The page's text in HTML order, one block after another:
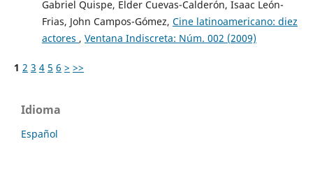
Gabriel Quispe, Elder Cuevas-Calderón, Isaac León-
Frias, John Campos-Gómez, Cine latinoamericano: diez
actores , Ventana Indiscreta: Núm. 002 (2009)
1 2 3 4 5 6 > >>
Idioma
Español